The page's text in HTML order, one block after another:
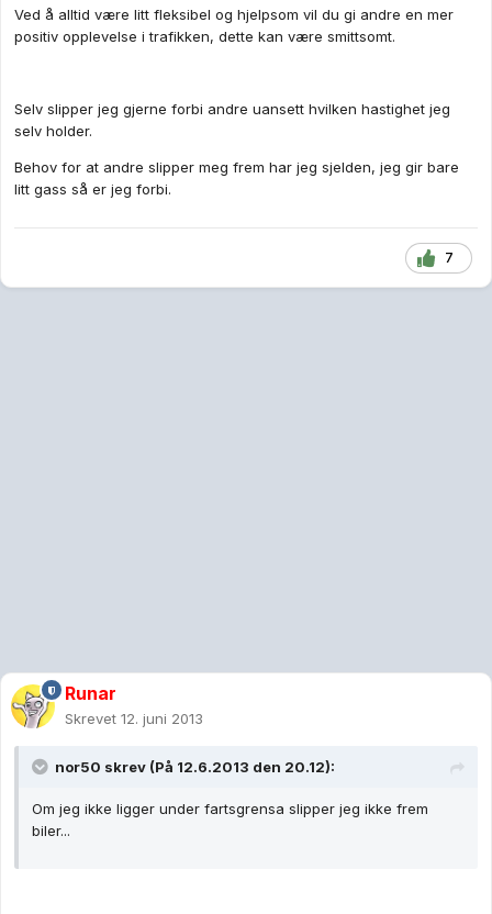
Ved å alltid være litt fleksibel og hjelpsom vil du gi andre en mer
positiv opplevelse i trafikken, dette kan være smittsomt.
Selv slipper jeg gjerne forbi andre uansett hvilken hastighet jeg
selv holder.
Behov for at andre slipper meg frem har jeg sjelden, jeg gir bare
litt gass så er jeg forbi.
7
Runar
Skrevet 12. juni 2013
nor50 skrev (På 12.6.2013 den 20.12):
Om jeg ikke ligger under fartsgrensa slipper jeg ikke frem
biler...